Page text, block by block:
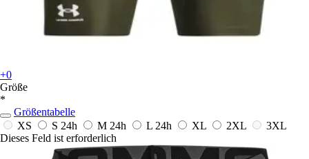
+0
Größe
*
Größentabelle
XS
S 24h M 24h L 24h XL 2XL
3XL
Dieses Feld ist erforderlich